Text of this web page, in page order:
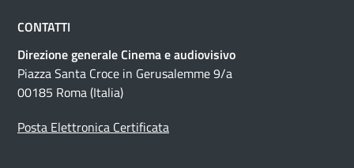
CONTATTI
Direzione generale Cinema e audiovisivo
Piazza Santa Croce in Gerusalemme 9/a
00185 Roma (Italia)
Posta Elettronica Certificata